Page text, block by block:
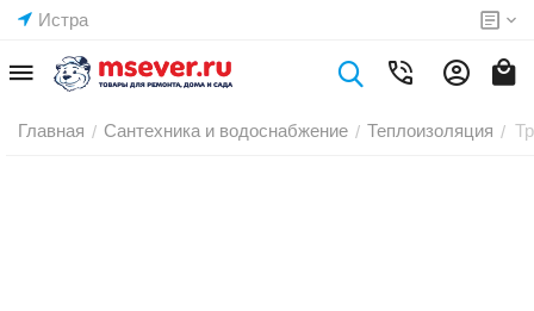
Истра
Главная / Сантехника и водоснабжение / Теплоизоляция /